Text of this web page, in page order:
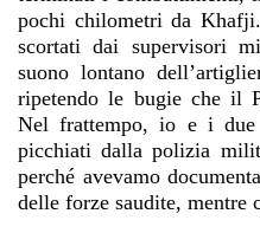
pochi chilometri da
scortati dai supervisori
suono lontano
ripetendo le bugie che il
Nel frattempo, io e i
picchiati dalla polizia
perché avevamo
delle forze saudite, mentre